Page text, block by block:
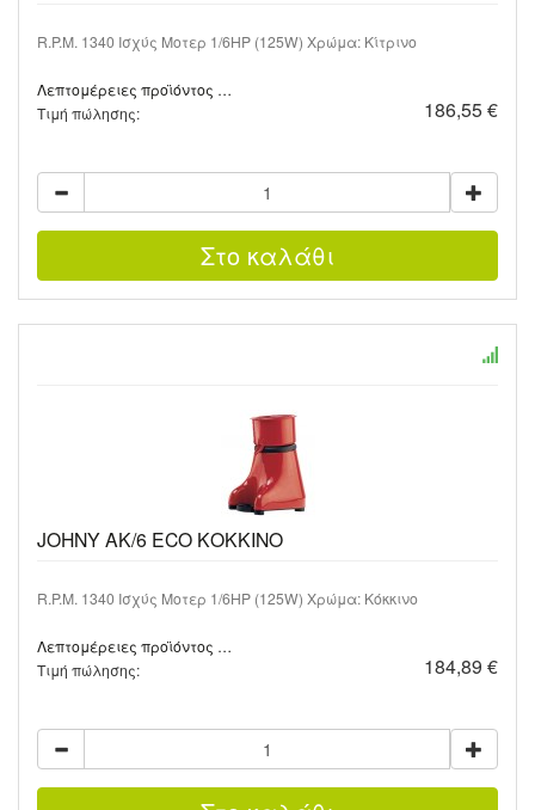
R.P.M. 1340 Ισχύς Μοτερ 1/6HP (125W) Χρώμα: Κίτρινο
Λεπτομέρειες προϊόντος …
Τιμή πώλησης:
186,55 €
JOHNY AK/6 ECO ΚΟΚΚΙΝΟ
R.P.M. 1340 Ισχύς Μοτερ 1/6HP (125W) Χρώμα: Κόκκινο
Λεπτομέρειες προϊόντος …
Τιμή πώλησης:
184,89 €